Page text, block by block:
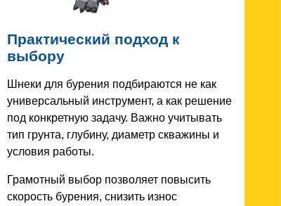
Практический подход к
выбору
Шнеки для бурения подбираются не как
универсальный инструмент, а как решение
под конкретную задачу. Важно учитывать
тип грунта, глубину, диаметр скважины и
условия работы.
Грамотный выбор позволяет повысить
скорость бурения, снизить износ